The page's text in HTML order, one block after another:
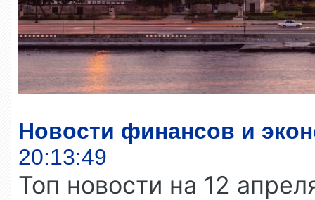
Новости финансов и
20:13:49
Топ новости на 12